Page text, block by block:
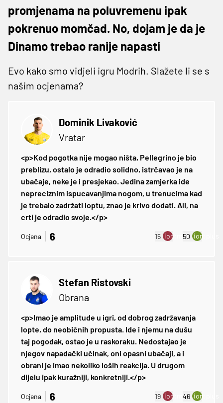
promjenama na poluvremenu ipak
pokrenuo momčad. No, dojam je da je
Dinamo trebao ranije napasti
Evo kako smo vidjeli igru Modrih. Slažete li se s
našim ocjenama?
Dominik Livaković
Vratar
<p>Kod pogotka nije mogao ništa, Pellegrino je bio
preblizu, ostalo je odradio solidno, istrčavao je na
ubačaje, neke je i presjekao. Jedina zamjerka ide
nepreciznim ispucavanjima nogom, u trenucima kad
je trebalo zadržati loptu, znao je krivo dodati. Ali, na
crti je odradio svoje.</p>
Ocjena 6 15 ion:minus
50 ion:plus
Stefan Ristovski
Obrana
<p>Imao je amplitude u igri, od dobrog zadržavanja
lopte, do neobičnih propusta. Ide i njemu na dušu
taj pogodak, ostao je u raskoraku. Nedostajao je
njegov napadački učinak, oni opasni ubačaji, a i
obrani je imao nekoliko loših reakcija. U drugom
dijelu ipak kuražniji, konkretniji.</p>
Ocjena 6 19 ion:minus
46 ion:plus